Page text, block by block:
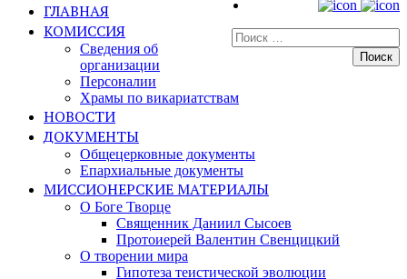
Искать:
ГЛАВНАЯ
КОМИССИЯ
Сведения об
организации
Персоналии
Храмы по викариатствам
НОВОСТИ
ДОКУМЕНТЫ
Общецерковные документы
Епархиальные документы
МИССИОНЕРСКИЕ МАТЕРИАЛЫ
О Боге Творце
Священник Даниил Сысоев
Протоиерей Валентин Свенцицкий
О творении мира
Гипотеза теистической эволюции